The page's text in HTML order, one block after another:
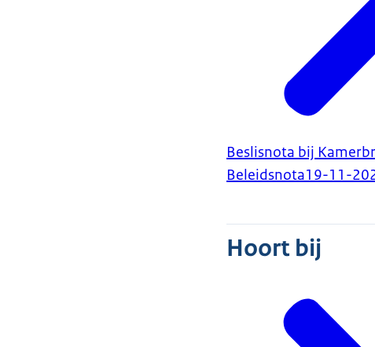
Beslisnota bij
Beleidsnota19-11-
Hoort bij